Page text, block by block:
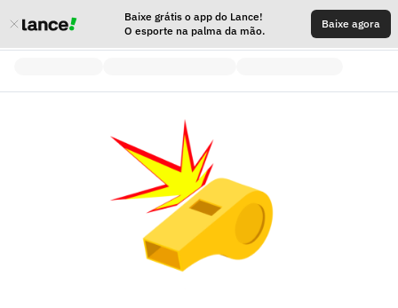
Baixe grátis o app do Lance!
O esporte na palma da mão.
Baixe agora